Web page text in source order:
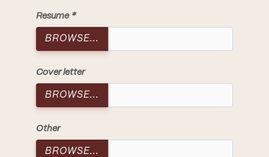
Resume
BROWSE...
Cover letter
BROWSE...
Other
BROWSE...